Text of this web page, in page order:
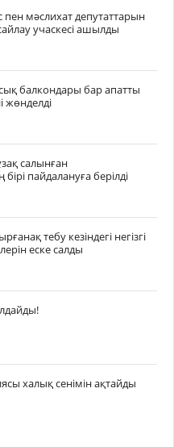
пен мәслихат депутаттарын
учаскесі ашылды
балкондары бар апатты
жөнделді
салынған
пайдалануға берілді
тебу кезіндегі негізгі
еске салды
халық сенімін ақтайды